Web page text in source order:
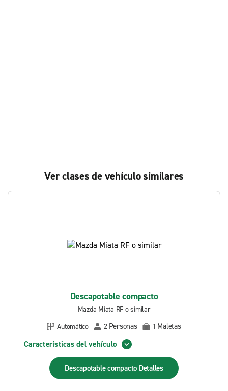
Ver clases de vehículo similares
Descapotable compacto
Mazda Miata RF o similar
Automático
2 Personas 1 Maletas
Características del vehículo
Descapotable compacto Detalles